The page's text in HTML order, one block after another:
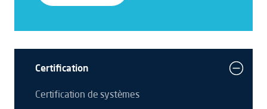
Certification
Certification de systèmes